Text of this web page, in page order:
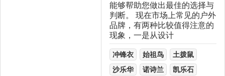
能够帮助您做出最佳的选择与
判断。 现在市场上常见的户外
品牌，有两种比较值得注意的
现象，一是从设计
冲锋衣 始祖鸟
土拨鼠
沙乐华
诺诗兰
凯乐石